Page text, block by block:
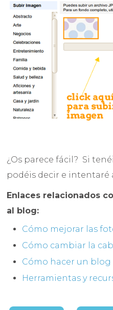
¿Os parece fácil? Si
podéis decir e intentaré
Enlaces relacionados
al blog:
Cómo mejorar las
Cómo cambiar la
Cómo hacer un blog
Herramientas y